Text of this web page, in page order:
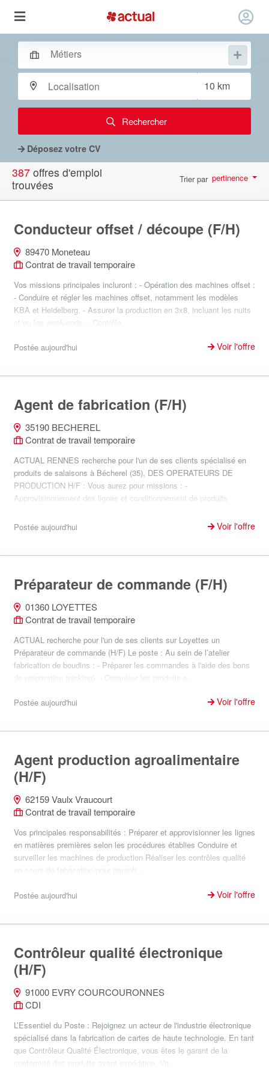
Rechercher
Déposez votre CV
387 offres d'emploi
trouvées
Trier par pertinence
Conducteur offset / découpe (F/H)
89470 Moneteau
Contrat de travail temporaire
Vos missions principales incluront : - Opération des machines offset :
- Conduire et régler les machines offset, notamment les modèles
KBA et Heidelberg. - Assurer la production en 3x8, incluant les nuits
et/ou les week-ends. - Contrôle...
Postée aujourd'hui Voir l'offre
Agent de fabrication (F/H)
35190 BECHEREL
Contrat de travail temporaire
ACTUAL RENNES recherche pour l'un de ses clients spécialisé en
produits de salaisons à Bécherel (35), DES OPERATEURS DE
PRODUCTION H/F : Vous aurez pour missions : -
Approvisionnement des lignes et conditionnement de produits
Postée aujourd'hui
Voir l'offre
Préparateur de commande (F/H)
01360 LOYETTES
Contrat de travail temporaire
ACTUAL recherche pour l'un de ses clients sur Loyettes un
Préparateur de commande (H/F) Le poste : Au sein de l’atelier
fabrication de boudins : - Préparer les commandes à l'aide des bons
de préparation (picking). - Organiser les produits e...
Postée aujourd'hui Voir l'offre
Agent production agroalimentaire
(H/F)
62159 Vaulx Vraucourt
Contrat de travail temporaire
Vos principales responsabilités : Préparer et approvisionner les lignes
en matières premières selon les procédures établies Conduire et
surveiller les machines de production Réaliser les contrôles qualité
en cours de fabrication pour garanti...
Postée aujourd'hui Voir l'offre
Contrôleur qualité électronique
(H/F)
91000 EVRY COURCOURONNES
CDI
L’Essentiel du Poste : Rejoignez un acteur de l'industrie électronique
spécialisé dans la fabrication de cartes de haute technologie. En tant
que Contrôleur Qualité Électronique, vous êtes le garant de la
conformité des produits avant expédition. Vo...